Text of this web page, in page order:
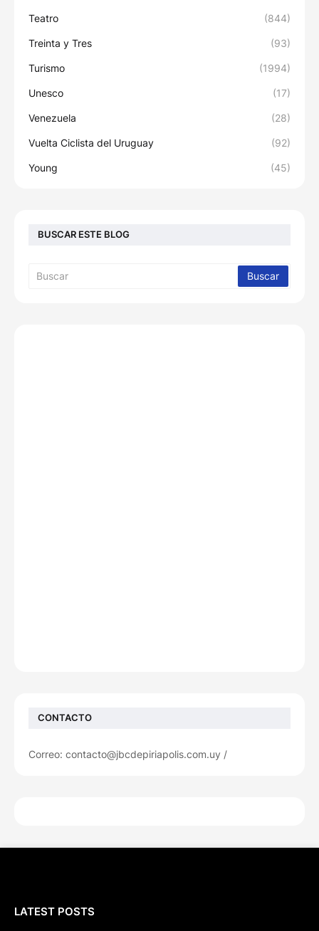
Teatro (844)
Treinta y Tres (93)
Turismo (1994)
Unesco (17)
Venezuela (28)
Vuelta Ciclista del Uruguay (92)
Young (45)
BUSCAR ESTE BLOG
CONTACTO
Correo: contacto@jbcdepiriapolis.com.uy /
LATEST POSTS